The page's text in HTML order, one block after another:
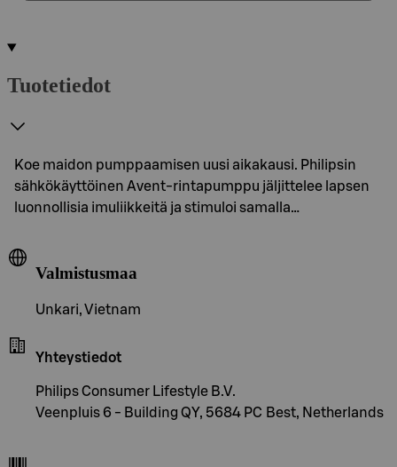
Tuotetiedot
Koe maidon pumppaamisen uusi aikakausi. Philipsin
sähkökäyttöinen Avent-rintapumppu jäljittelee lapsen
luonnollisia imuliikkeitä ja stimuloi samalla…
Valmistusmaa
Unkari, Vietnam
Yhteystiedot
Philips Consumer Lifestyle B.V.
Veenpluis 6 - Building QY, 5684 PC Best, Netherlands